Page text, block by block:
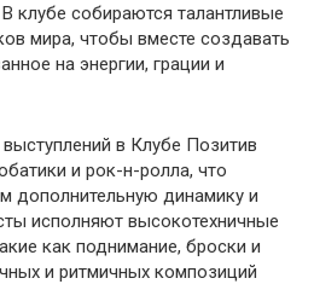
клубе собираются талантливые
мира, чтобы вместе создавать
на энергии, грации и
в Клубе Позитив
и рок-н-ролла, что
дополнительную динамику и
исполняют высокотехничные
как поднимание, броски и
и ритмичных композиций